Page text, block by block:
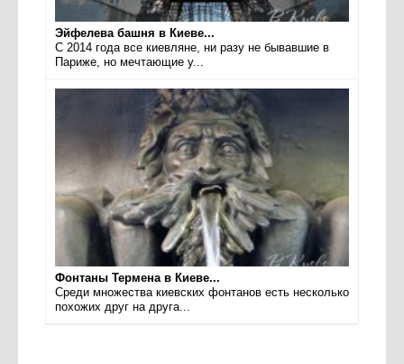
Эйфелева башня в Киеве...
С 2014 года все киевляне, ни разу не бывавшие в
Париже, но мечтающие у...
Фонтаны Термена в Киеве...
Среди множества киевских фонтанов есть несколько
похожих друг на друга...